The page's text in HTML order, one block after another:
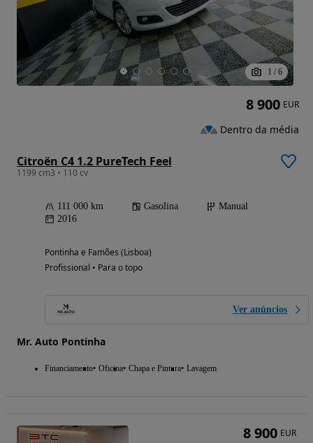
1 / 6
Citroën C4 1.2 PureTech Feel
1199 cm3 • 110 cv
111 000 km Gasolina
Manual
2016
Pontinha e Famões (Lisboa)
Profissional • Para o topo
Ver anúncios
Mr. Auto Pontinha
Financiamento Oficina Chapa e Pintura Lavagem
8 900 EUR
Dentro da média
8 900 EUR